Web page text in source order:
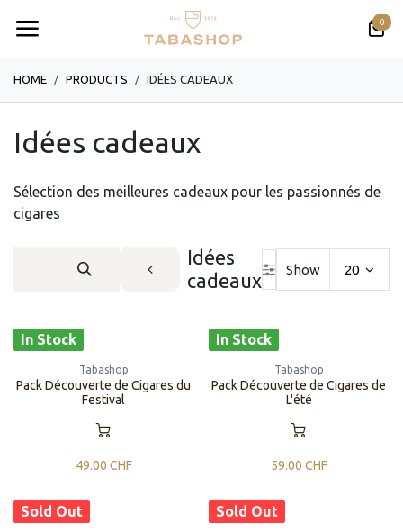
0
HOME PRODUCTS IDÉES CADEAUX
Idées cadeaux
Sélection des meilleures cadeaux pour les passionnés de
cigares
Idées
cadeaux
Show 20
In Stock
Tabashop
Pack Découverte de Cigares du
Festival
49.00 CHF
In Stock
Tabashop
Pack Découverte de Cigares de
L'été
59.00 CHF
Sold Out Sold Out